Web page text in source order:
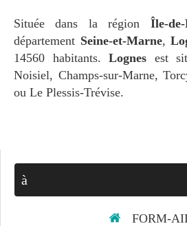
Située dans la région Île-
département Seine-et-Marne,
14560 habitants.Lognes est
Noisiel, Champs-sur-Marne,
ou Le Plessis-Trévise.
à
FORM-